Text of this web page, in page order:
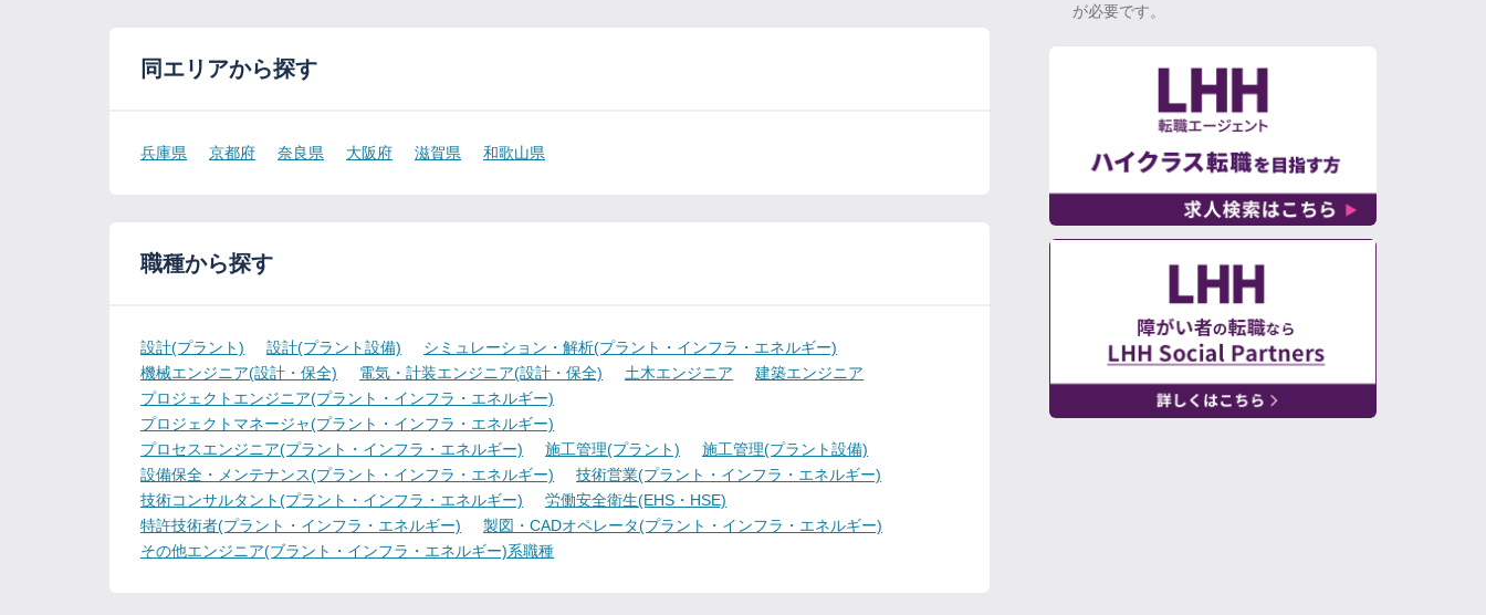
同エリアから探す
兵庫県 京都府 奈良県 大阪府 滋賀県 和歌山県
職種から探す
設計(プラント) 設計(プラント設備)
シミュレーション・解析(プラント・インフラ・エネルギー)
機械エンジニア(設計・保全)
電気・計装エンジニア(設計・保全) 土木エンジニア
建築エンジニア
プロジェクトエンジニア(プラント・インフラ・エネルギー)
プロジェクトマネージャ(プラント・インフラ・エネルギー)
プロセスエンジニア(プラント・インフラ・エネルギー)
施工管理(プラント)
施工管理(プラント設備)
設備保全・メンテナンス(プラント・インフラ・エネルギー)
技術営業(プラント・インフラ・エネルギー)
技術コンサルタント(プラント・インフラ・エネルギー)
労働安全衛生(EHS・HSE)
特許技術者(プラント・インフラ・エネルギー)
製図・CADオペレータ(プラント・インフラ・エネルギー)
その他エンジニア(ブラント・インフラ・エネルギー)系職種
が必要です。